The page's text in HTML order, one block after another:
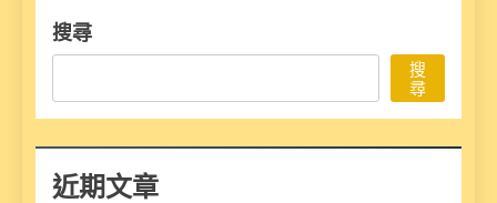
搜尋
搜
尋
近期文章